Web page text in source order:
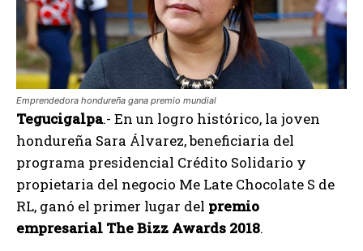
Emprendedora hondureña gana premio mundial
Tegucigalpa.- En un logro histórico, la joven
hondureña Sara Álvarez, beneficiaria del
programa presidencial Crédito Solidario y
propietaria del negocio Me Late Chocolate S de
RL, ganó el primer lugar del premio
empresarial The Bizz Awards 2018.